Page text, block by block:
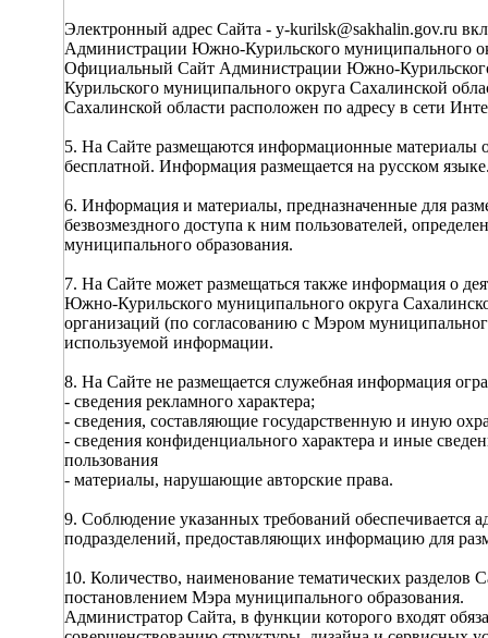
Электронный адрес Сайта - y-kurilsk@sakhalin.gov.ru
Администрации Южно-Курильского муниципального
Официальный Сайт Администрации Южно-
Курильского муниципального округа Сахалинской
Сахалинской области расположен по адресу в сети
5. На Сайте размещаются информационные материалы
бесплатной. Информация размещается на русском
6. Информация и материалы, предназначенные для
безвозмездного доступа к ним пользователей,
муниципального образования.
7. На Сайте может размещаться также информация о
Южно-Курильского муниципального округа
организаций (по согласованию с Мэром
используемой информации.
8. На Сайте не размещается служебная информация
- сведения рекламного характера;
- сведения, составляющие государственную и иную
- сведения конфиденциального характера и иные
пользования
- материалы, нарушающие авторские права.
9. Соблюдение указанных требований
подразделений, предоставляющих информацию для
10. Количество, наименование тематических
постановлением Мэра муниципального образования.
Администратор Сайта, в функции которого входят